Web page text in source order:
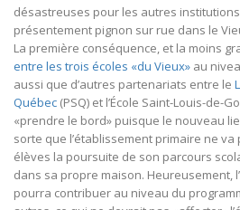
désastreuses pour les autres
présentement pignon sur rue dans le
La première conséquence, et la moins
entre les trois écoles «du Vieux» au
aussi que d’autres partenariats entre le
Québec (PSQ) et l’École Saint-Louis-de-
«prendre le bord» puisque le nouveau
sorte que l’établissement primaire ne
élèves la poursuite de son parcours
dans sa propre maison. Heureusement,
pourra contribuer au niveau du